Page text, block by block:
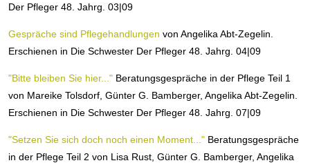
Der Pfleger 48. Jahrg. 03|09
Gespräche sind Pflegehandlungen von Angelika Abt-Zegelin.
Erschienen in Die Schwester Der Pfleger 48. Jahrg. 04|09
"Bitte bleiben Sie hier..." Beratungsgespräche in der Pflege Teil 1
von Mareike Tolsdorf, Günter G. Bamberger, Angelika Abt-Zegelin.
Erschienen in Die Schwester Der Pfleger 48. Jahrg. 07|09
"Setzen Sie sich doch noch einen Moment..." Beratungsgespräche
in der Pflege Teil 2 von Lisa Rust, Günter G. Bamberger, Angelika